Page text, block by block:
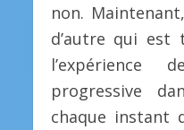
non.
d’autre qui est
l’expérience
progressive
chaque instant